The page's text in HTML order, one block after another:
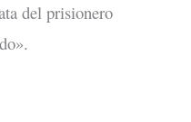
del prisionero